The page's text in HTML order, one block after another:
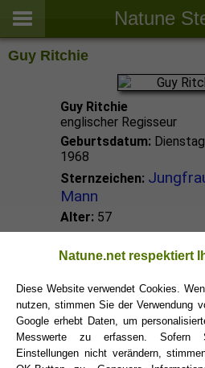
Natune
Guy Ritchie
Guy Ritchie
englischer Regisseur
Geburtsdatum:
1968
Sternzeichen:
Mann
Alter: 57
Jungfrau Promis
Jungfrau
Natune.net respektiert
Diese Website verwendet Cookies.
nutzen, stimmen Sie der Verwendung
Google erhebt Daten, um
Messwerte zu erfassen. Sofern
Einstellungen nicht verändern,